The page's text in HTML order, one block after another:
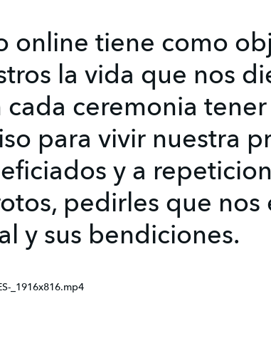
online tiene como
la vida que nos
cada ceremonia
para vivir nuestra
y a
pedirles que nos
y sus bendiciones.
_1916x816.mp4